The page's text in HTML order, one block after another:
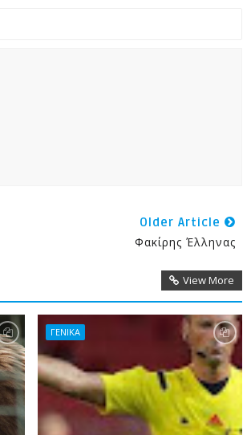
Older Article
Φακίρης Έλληνας
View More
ΓΕΝΙΚΑ